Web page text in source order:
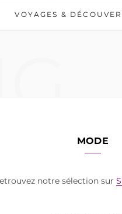
VOYAGES &
MODE
notre sélection sur